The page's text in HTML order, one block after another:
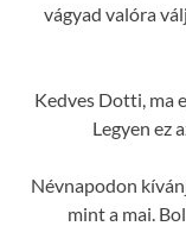
vágyad valóra
Kedves Dotti, ma
Legyen ez
Névnapodon
mint a mai.